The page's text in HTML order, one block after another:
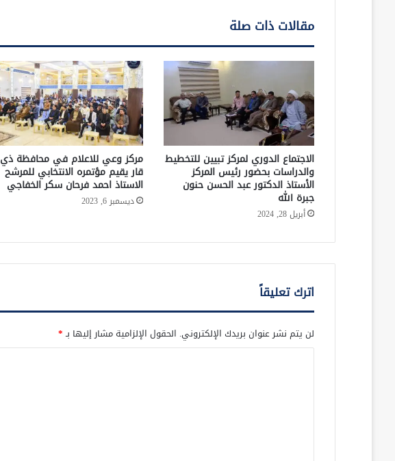
مقالات ذات صلة
الاجتماع الدوري لمركز تبيين للتخطيط
والدراسات بحضور رئيس المركز
الأستاذ الدكتور عبد الحسن حنون
جبرة الله
أبريل 28, 2024
مركز وعي للاعلام في محافظة ذي
قار يقيم مؤتمره الانتخابي للمرشح
الاستاذ احمد فرحان سكر الخفاجي
ديسمبر 6, 2023
اترك تعليقاً
لن يتم نشر عنوان بريدك الإلكتروني. الحقول الإلزامية مشار إليها بـ*